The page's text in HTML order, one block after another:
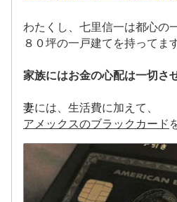
わたくし、七里信一は都心の
８０坪の一戸建てを持ってま
家族にはお金の心配は一切さ
妻には、生活費に加えて、
アメックスのブラックカー ド